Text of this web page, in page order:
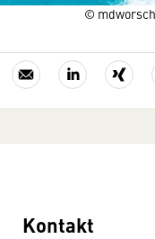
©
Kontakt